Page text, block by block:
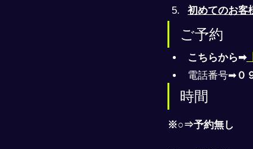
初めてのお客
ご予約
こちらから➡
電話番号➡ ０
時間
※○⇒予約無し